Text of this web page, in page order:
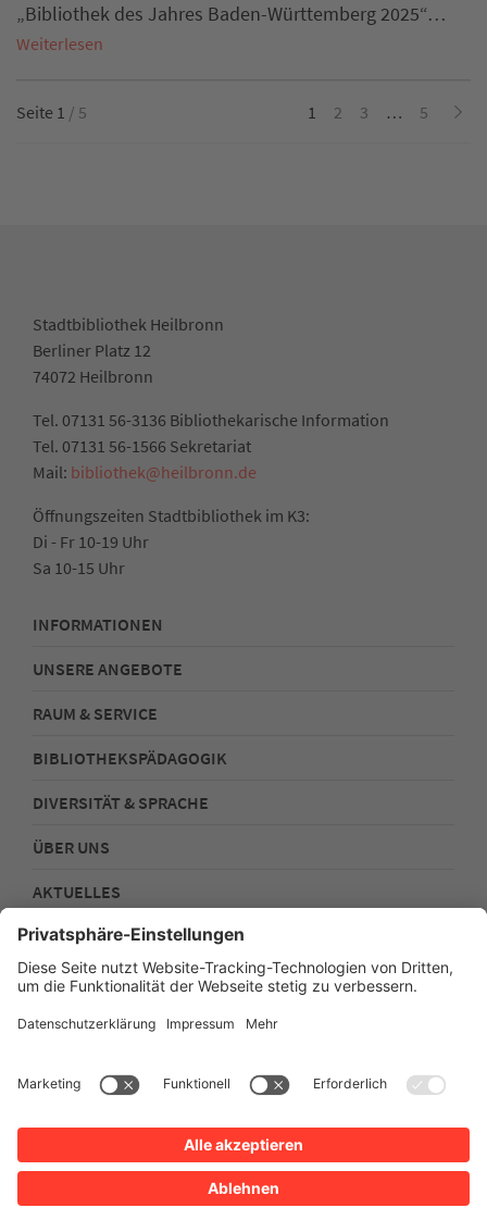
„Bibliothek des Jahres Baden-Württemberg 2025“…
Weiterlesen
Seite 1 / 5 1 2 3 … 5
Stadtbibliothek Heilbronn
Berliner Platz 12
74072 Heilbronn
Tel. 07131 56-3136 Bibliothekarische Information
Tel. 07131 56-1566 Sekretariat
Mail: bibliothek@heilbronn.de
Öffnungszeiten Stadtbibliothek im K3:
Di - Fr 10-19 Uhr
Sa 10-15 Uhr
INFORMATIONEN
UNSERE ANGEBOTE
RAUM & SERVICE
BIBLIOTHEKSPÄDAGOGIK
DIVERSITÄT & SPRACHE
ÜBER UNS
AKTUELLES
FOLGEN SIE UNS!
Impressum
Datenschutz
Barrierefreiheit